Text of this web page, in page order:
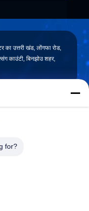
उत्तरी खंड, लोंगफा रोड,
काउंटी, बिनझोउ शहर,
for?